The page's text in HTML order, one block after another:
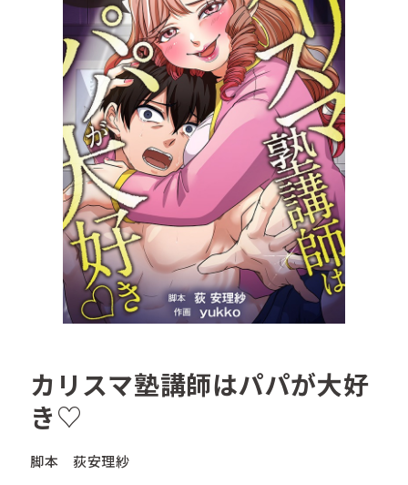
カリスマ塾講師はパパが大好
き♡
脚本
荻安理紗